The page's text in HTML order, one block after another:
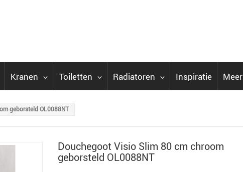
Kranen Toiletten Radiatoren Inspiratie Meer
geborsteld OL0088NT
Douchegoot Visio Slim 80 cm chroom
geborsteld OL0088NT